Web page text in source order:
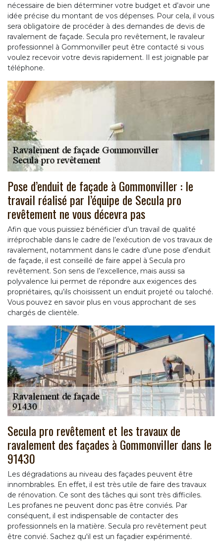
nécessaire de bien déterminer votre budget et d’avoir une
idée précise du montant de vos dépenses. Pour cela, il vous
sera obligatoire de procéder à des demandes de devis de
ravalement de façade. Secula pro revêtement, le ravaleur
professionnel à Gommonviller peut être contacté si vous
voulez recevoir votre devis rapidement. Il est joignable par
téléphone.
Pose d’enduit de façade à Gommonviller : le
travail réalisé par l’équipe de Secula pro
revêtement ne vous décevra pas
Afin que vous puissiez bénéficier d’un travail de qualité
irréprochable dans le cadre de l’exécution de vos travaux de
ravalement, notamment dans le cadre d’une pose d’enduit
de façade, il est conseillé de faire appel à Secula pro
revêtement. Son sens de l’excellence, mais aussi sa
polyvalence lui permet de répondre aux exigences des
propriétaires, qu’ils choisissent un enduit projeté ou taloché.
Vous pouvez en savoir plus en vous approchant de ses
chargés de clientèle.
Secula pro revêtement et les travaux de
ravalement des façades à Gommonviller dans le
91430
Les dégradations au niveau des façades peuvent être
innombrables. En effet, il est très utile de faire des travaux
de rénovation. Ce sont des tâches qui sont très difficiles.
Les profanes ne peuvent donc pas être conviés. Par
conséquent, il est indispensable de contacter des
professionnels en la matière. Secula pro revêtement peut
être convié. Sachez qu'il est un façadier expérimenté.